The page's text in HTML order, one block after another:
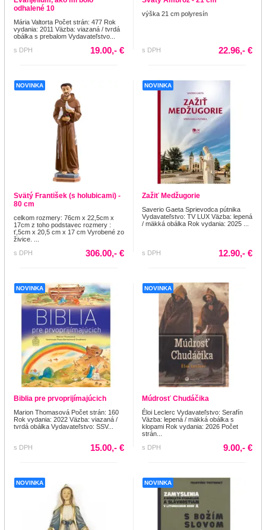
odhalené 10
Mária Valtorta Počet strán: 477 Rok
vydania: 2011 Väzba: viazaná / tvrdá
obálka s prebalom Vydavateľstvo...
s DPH
19.00,- €
výška 21 cm polyresín
s DPH 22.96,- €
NOVINKA
Svätý František (s holubicami) -
80 cm
celkom rozmery: 76cm x 22,5cm x
17cm z toho podstavec rozmery :
ť,5cm x 20,5 cm x 17 cm Vyrobené zo
živice. ...
s DPH
306.00,- €
NOVINKA
Zažiť Medžugorie
Saverio Gaeta Sprievodca pútnika
Vydavateľstvo: TV LUX Väzba: lepená
/ mäkká obálka Rok vydania: 2025 ...
s DPH 12.90,- €
NOVINKA
Biblia pre prvoprijímajúcich
Marion Thomasová Počet strán: 160
Rok vydania: 2022 Väzba: viazaná /
tvrdá obálka Vydavateľstvo: SSV...
s DPH 15.00,- €
NOVINKA
Múdrosť Chudáčika
Éloi Leclerc Vydavateľstvo: Serafín
Väzba: lepená / mäkká obálka s
klopami Rok vydania: 2026 Počet
strán...
s DPH
9.00,- €
NOVINKA NOVINKA